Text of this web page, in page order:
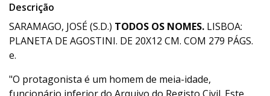
Descrição
SARAMAGO, JOSÉ (S.D.) TODOS OS NOMES. LISBOA:
PLANETA DE AGOSTINI. DE 20X12 CM. COM 279 PÁGS.
e.
"O protagonista é um homem de meia-idade,